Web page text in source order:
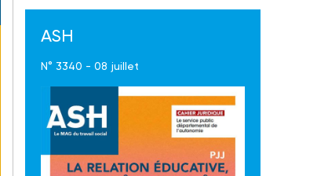
ASH
N° 3340 - 08 juillet